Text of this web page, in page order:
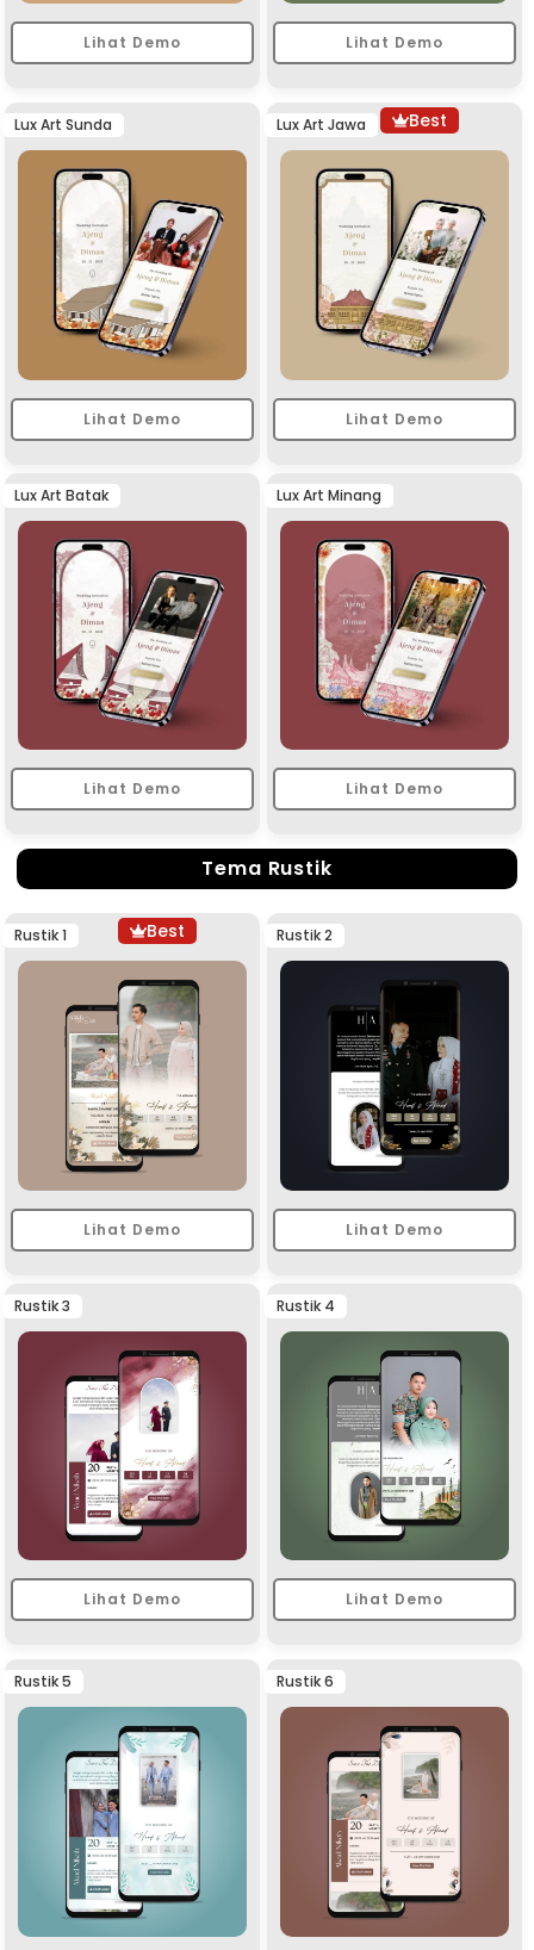
Lihat Demo Lihat Demo
Lihat Demo
Lux Art Sunda
Lihat Demo
Lux Art Jawa Best
Lihat Demo
Lux Art Batak
Lihat Demo
Lux Art Minang
Tema Rustik
Lihat Demo
Rustik 1 Best
Lihat Demo
Rustik 2
Rustik 3
Lihat Demo Lihat Demo
Rustik 4
Rustik 5 Rustik 6